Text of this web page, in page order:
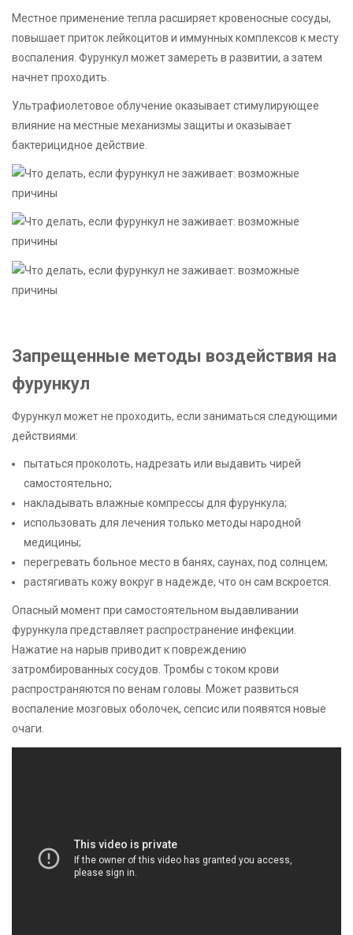
Местное применение тепла расширяет кровеносные сосуды,
повышает приток лейкоцитов и иммунных комплексов к месту
воспаления. Фурункул может замереть в развитии, а затем
начнет проходить.
Ультрафиолетовое облучение оказывает стимулирующее
влияние на местные механизмы защиты и оказывает
бактерицидное действие.
Запрещенные методы воздействия на
фурункул
Фурункул может не проходить, если заниматься следующими
действиями:
пытаться проколоть, надрезать или выдавить чирей
самостоятельно;
накладывать влажные компрессы для фурункула;
использовать для лечения только методы народной
медицины;
перегревать больное место в банях, саунах, под солнцем;
растягивать кожу вокруг в надежде, что он сам вскроется.
Опасный момент при самостоятельном выдавливании
фурункула представляет распространение инфекции.
Нажатие на нарыв приводит к повреждению
затромбированных сосудов. Тромбы с током крови
распространяются по венам головы. Может развиться
воспаление мозговых оболочек, сепсис или появятся новые
очаги.